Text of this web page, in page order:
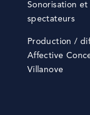
Sonorisation
spectateurs
Production /
Affective
Villanove